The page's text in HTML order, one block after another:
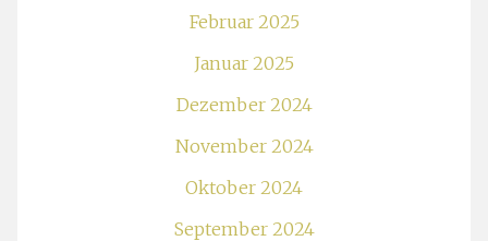
Februar 2025
Januar 2025
Dezember 2024
November 2024
Oktober 2024
September 2024